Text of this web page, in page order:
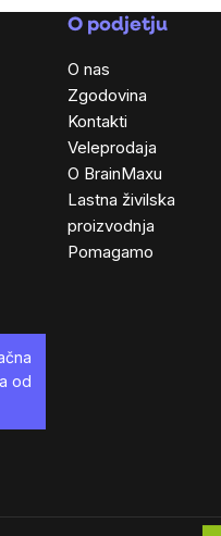
O podjetju
O nas
Zgodovina
Kontakti
Veleprodaja
O BrainMaxu
Lastna živilska
proizvodnja
Pomagamo
od